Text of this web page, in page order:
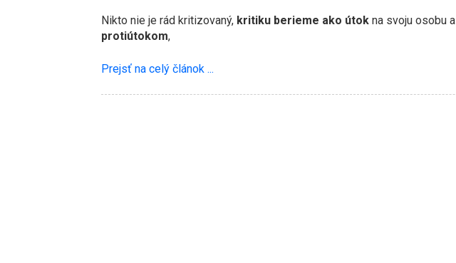
Nikto nie je rád kritizovaný, kritiku berieme ako útok na svoju osobu a
protiútokom,
Prejsť na celý článok ...